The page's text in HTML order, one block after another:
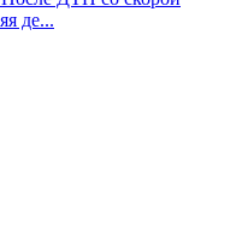
де...